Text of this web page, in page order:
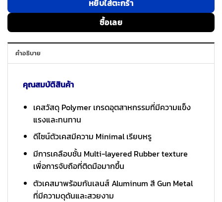
หยิบใส่ตะกร้า
ซื้อเลย
คำอธิบาย
คุณสมบัติสินค้า
เคสวัสดุ Polymer เกรดอุตสาหกรรมที่มีความแข็ง
แรงและทนทาน
ดีไซน์ตัวเคสมีความ Minimal เรียบหรู
มีการเคลือบชั้น Multi-layered Rubber texture
เพื่อการจับถือที่ติดมือมากขึ้น
ตัวเคสมาพร้อมกันเลนส์ Aluminum สี Gun Metal
ที่มีความดุดันและสวยงาม